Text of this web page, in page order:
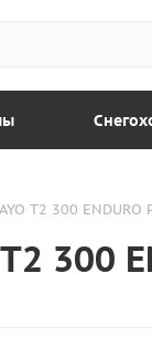
T2 300 ENDURO
300